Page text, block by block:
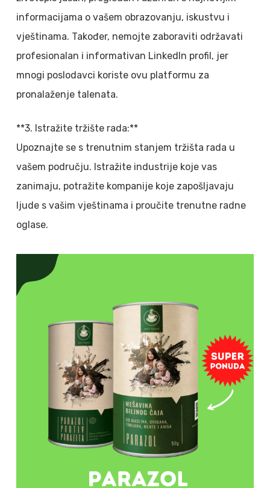
informacijama o vašem obrazovanju, iskustvu i
vještinama. Također, nemojte zaboraviti održavati
profesionalan i informativan LinkedIn profil, jer
mnogi poslodavci koriste ovu platformu za
pronalaženje talenata.
**3. Istražite tržište rada:**
Upoznajte se s trenutnim stanjem tržišta rada u
vašem području. Istražite industrije koje vas
zanimaju, potražite kompanije koje zapošljavaju
ljude s vašim vještinama i proučite trenutne radne
oglase.